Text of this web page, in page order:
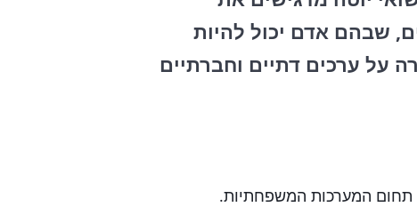
שבהם אדם יכול להיות
על ערכים דתיים וחברתיים
תחום המערכות המשפחתיות.